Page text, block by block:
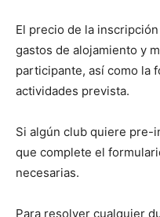
El precio de la
gastos de alojamiento y
participante, así como la
actividades prevista.
Si algún club quiere pre-
que complete el
necesarias.
Para resolver cualquier